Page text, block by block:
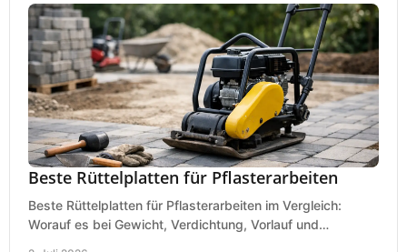
Beste Rüttelplatten für Pflasterarbeiten
Beste Rüttelplatten für Pflasterarbeiten im Vergleich:
Worauf es bei Gewicht, Verdichtung, Vorlauf und